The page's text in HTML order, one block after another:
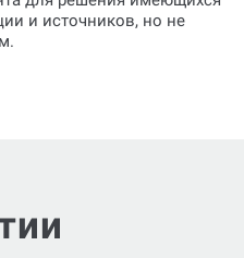
и источников, но не